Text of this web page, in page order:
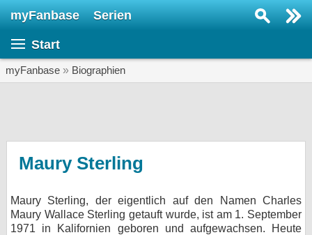
myFanbase Serien
Start
myFanbase » Biographien
Maury Sterling
Maury Sterling, der eigentlich auf den Namen Charles
Maury Wallace Sterling getauft wurde, ist am 1. September
1971 in Kalifornien geboren und aufgewachsen. Heute
KULTUR
Specials